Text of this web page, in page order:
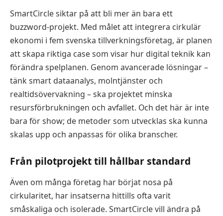
SmartCircle siktar på att bli mer än bara ett
buzzword-projekt. Med målet att integrera cirkulär
ekonomi i fem svenska tillverkningsföretag, är planen
att skapa riktiga case som visar hur digital teknik kan
förändra spelplanen. Genom avancerade lösningar –
tänk smart dataanalys, molntjänster och
realtidsövervakning – ska projektet minska
resursförbrukningen och avfallet. Och det här är inte
bara för show; de metoder som utvecklas ska kunna
skalas upp och anpassas för olika branscher.
Från pilotprojekt till hållbar standard
Även om många företag har börjat nosa på
cirkularitet, har insatserna hittills ofta varit
småskaliga och isolerade. SmartCircle vill ändra på